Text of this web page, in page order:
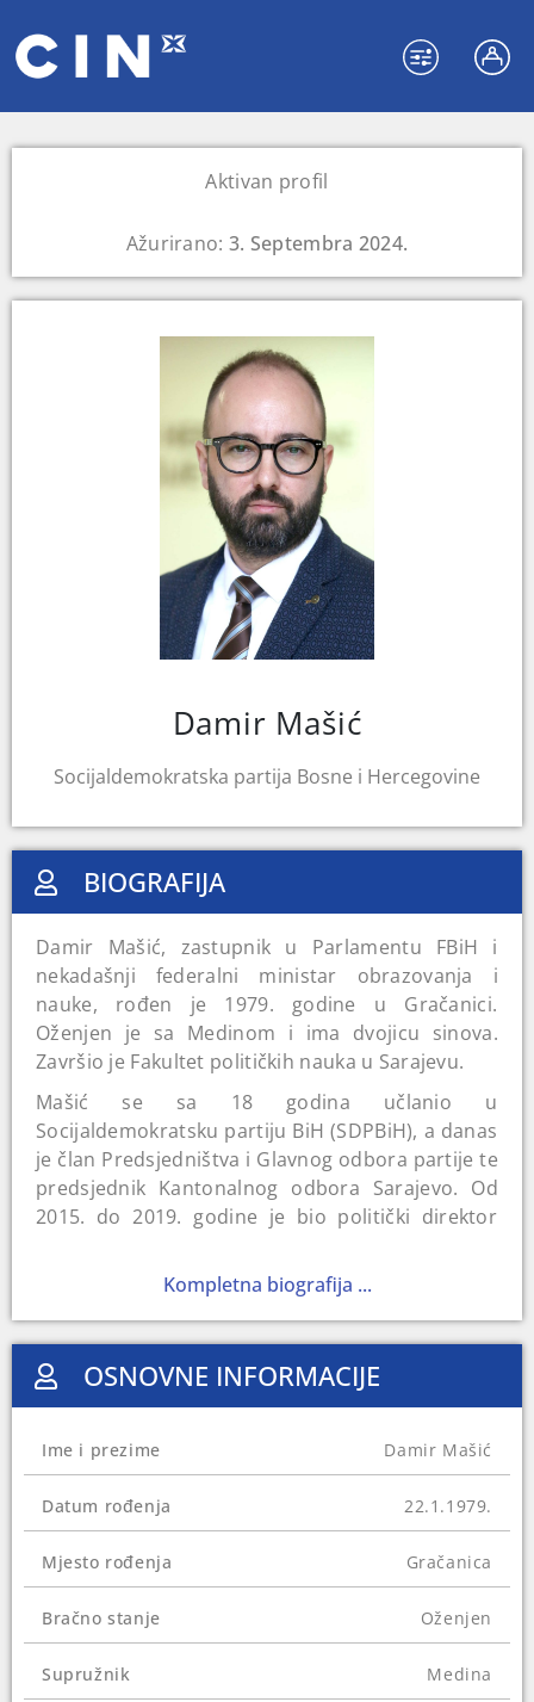
Aktivan profil
Ažurirano: 3. Septembra 2024.
Damir Mašić
Socijaldemokratska partija Bosne i Hercegovine
BIOGRAFIJA
Damir Mašić, zastupnik u Parlamentu FBiH i
nekadašnji federalni ministar obrazovanja i
nauke, rođen je 1979. godine u Gračanici.
Oženjen je sa Medinom i ima dvojicu sinova.
Završio je Fakultet političkih nauka u Sarajevu.
Mašić se sa 18 godina učlanio u
Socijaldemokratsku partiju BiH (SDPBiH), a danas
je član Predsjedništva i Glavnog odbora partije te
predsjednik Kantonalnog odbora Sarajevo. Od
2015. do 2019. godine je bio politički direktor
novinar voditelj na NTV „Hayat“, gdje se zadržao
Uporedo sa ulaskom u novinarstvo Mašić se
kandiduje za poslanika u Predstavničkom domu
Parlamentarne skupštine BiH. Iako nije direktno
kandidat početkom 2001. godine izabran za
BiH. Od 2002. do 2010. godine je bio u
(FBiH), a 2011. je imenovan za ministra
2014. se kandidovao za Federalni parlament i
2018. i 2022. godine.
Kompletna biografija ...
OSNOVNE INFORMACIJE
Ime i prezime Damir Mašić
Datum rođenja 22.1.1979.
Mjesto rođenja Gračanica
Bračno stanje Oženjen
Supružnik Medina